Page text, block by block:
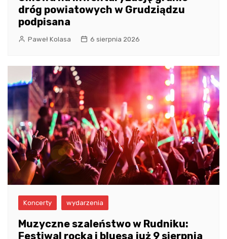
dróg powiatowych w Grudziądzu
podpisana
Paweł Kolasa 6 sierpnia 2026
Koncerty wydarzenia
Muzyczne szaleństwo w Rudniku:
Festiwal rocka i bluesa już 9 sierpnia